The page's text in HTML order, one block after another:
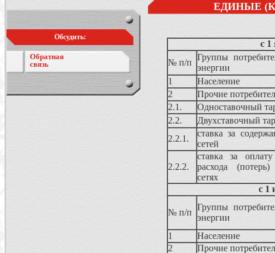
Обсудить:
Обратная
связь
ЕДИНЫЕ
с 1
№ п/п
Группы
энергии
1
Население
2
Прочие
2.1.
Одноставочный
2.2.
Двухставочный
2.2.1.
ставка за
сетей
2.2.2.
ставка за оплату
расхода
сетях
с 1
№ п/п
Группы
энергии
1
Население
2
Прочие